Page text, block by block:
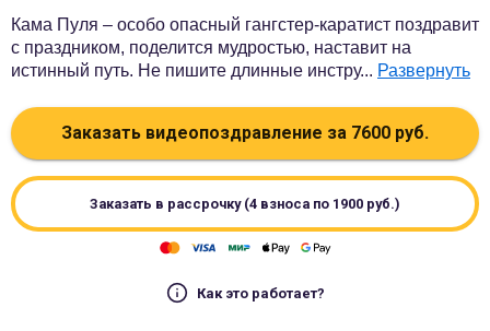
Кама Пуля – особо опасный гангстер-каратист поздравит
с праздником, поделится мудростью, наставит на
истинный путь. Не пишите длинные инстру... Развернуть
Заказать видеопоздравление за 7600 руб.
Заказать в рассрочку (4 взноса по 1900 руб.)
Как это работает?